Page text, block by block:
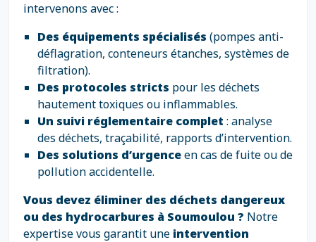
intervenons avec :
Des équipements spécialisés (pompes anti-
déflagration, conteneurs étanches, systèmes de
filtration).
Des protocoles stricts pour les déchets
hautement toxiques ou inflammables.
Un suivi réglementaire complet : analyse
des déchets, traçabilité, rapports d’intervention.
Des solutions d’urgenceen cas de fuite ou de
pollution accidentelle.
Vous devez éliminer des déchets dangereux
ou des hydrocarbures à Soumoulou ? Notre
expertise vous garantit une intervention